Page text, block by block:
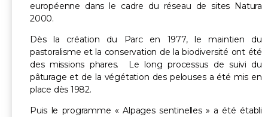
européenne dans le cadre du réseau de sites Natura
2000.
Dès la création du Parc en 1977, le maintien du
pastoralisme et la conservation de la biodiversité ont été
des missions phares. Le long processus de suivi du
pâturage et de la végétation des pelouses a été mis en
place dès 1982.
Puis le programme « Alpages sentinelles » a été établi